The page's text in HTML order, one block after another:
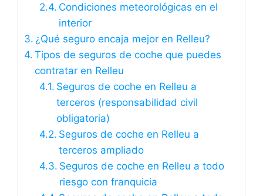
Condiciones meteorológicas en el
interior
¿Qué seguro encaja mejor en Relleu?
Tipos de seguros de coche que puedes
contratar en Relleu
Seguros de coche en Relleu a
terceros (responsabilidad civil
obligatoria)
Seguros de coche en Relleu a
terceros ampliado
Seguros de coche en Relleu a todo
riesgo con franquicia